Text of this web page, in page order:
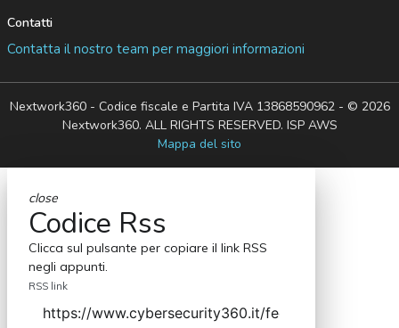
Contatti
Contatta il nostro team per maggiori informazioni
Nextwork360 - Codice fiscale e Partita IVA 13868590962 - © 2026
Nextwork360. ALL RIGHTS RESERVED. ISP AWS
Mappa del sito
close
Codice Rss
Clicca sul pulsante per copiare il link RSS
negli appunti.
RSS link